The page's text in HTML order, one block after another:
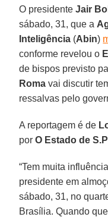
O presidenteJair
sábado, 31, que a
Inteligência (Abin)
conforme revelou o
de bispos previsto
Roma vai discutir
ressalvas pelo
A reportagem é de
porO Estado de
“Tem muita
presidente em
sábado, 31, no
Brasília. Quando